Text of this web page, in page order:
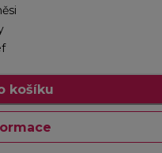
košíku